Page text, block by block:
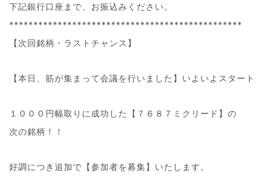
下記銀行口座まで、お振込みください。
************************************************
【次回銘柄・ラストチャンス】
【本日、筋が集まって会議を行いました】いよいよスタート
１０００円幅取りに成功した【７６８７ミクリード】の
次の銘柄！！
好調につき追加で【参加者を募集】いたします。